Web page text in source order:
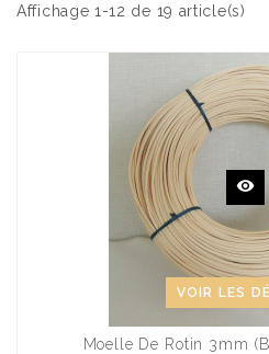
Affichage 1-12 de 19 article(s)
VOIR LES
Moelle De Rotin 3mm